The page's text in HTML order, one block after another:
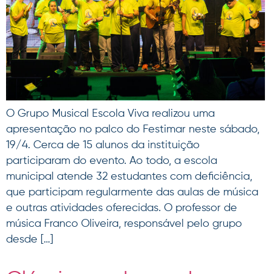
O Grupo Musical Escola Viva realizou uma
apresentação no palco do Festimar neste sábado,
19/4. Cerca de 15 alunos da instituição
participaram do evento. Ao todo, a escola
municipal atende 32 estudantes com deficiência,
que participam regularmente das aulas de música
e outras atividades oferecidas. O professor de
música Franco Oliveira, responsável pelo grupo
desde […]